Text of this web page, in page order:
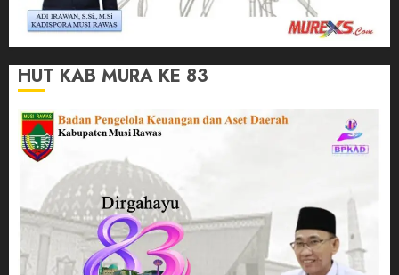
HUT KAB MURA KE 83